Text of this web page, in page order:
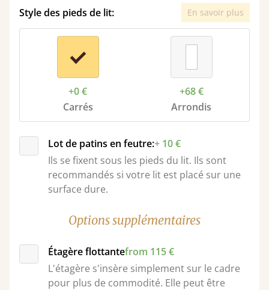
Style des pieds de lit: En savoir plus
+0 €
Carrés
+68 €
Arrondis
Lot de patins en feutre:+ 10 €
Ils se fixent sous les pieds du lit. Ils sont
recommandés si votre lit est placé sur une
surface dure.
Options supplémentaires
Étagère flottantefrom 115 €
L'étagère s'insère simplement sur le cadre
pour plus de commodité. Elle peut être